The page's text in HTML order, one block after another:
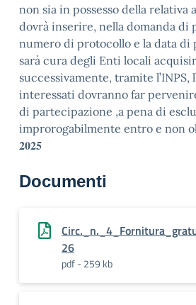
non sia in possesso della relativa
dovrà inserire, nella domanda di
numero di protocollo e la data di
sarà cura degli Enti locali
successivamente, tramite l’INPS,
interessati dovranno far
di partecipazione ,a pena di
improrogabilmente entro e non
2025
Documenti
26
pdf - 259 kb